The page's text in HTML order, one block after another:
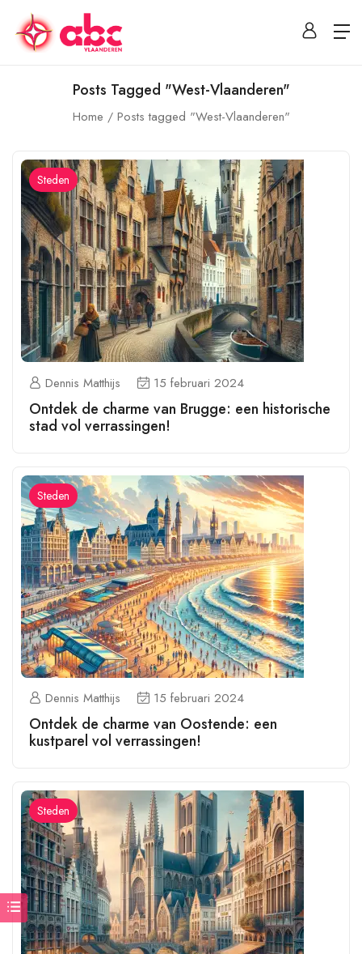
Posts Tagged "West-Vlaanderen"
Home Posts tagged "West-Vlaanderen"
Steden
Dennis Matthijs 15 februari 2024
Ontdek de charme van Brugge: een historische
stad vol verrassingen!
Steden
Dennis Matthijs 15 februari 2024
Ontdek de charme van Oostende: een
kustparel vol verrassingen!
Steden